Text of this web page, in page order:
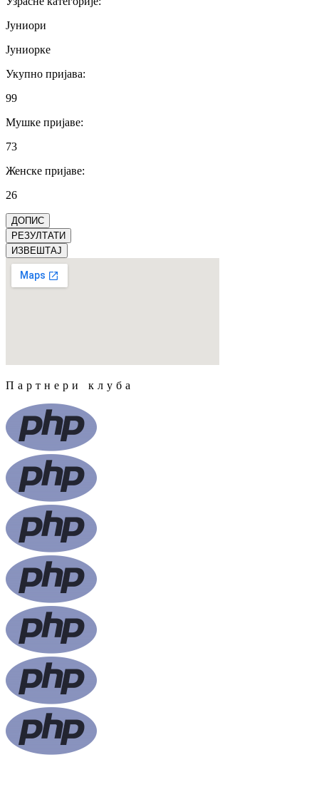
Јуниори
Јуниорке
Укупно пријава:
99
Мушке пријаве:
73
Женске пријаве:
26
ДОПИС
РЕЗУЛТАТИ
ИЗВЕШТАЈ
Партнери клуба